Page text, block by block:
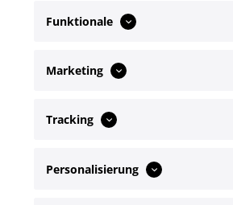
Telefonische Unterstützung und
Funktionale
Marketing
Tracking
Personalisierung